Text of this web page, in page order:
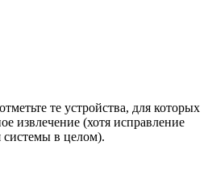
те устройства, для которых
извлечение (хотя исправление
системы в целом).